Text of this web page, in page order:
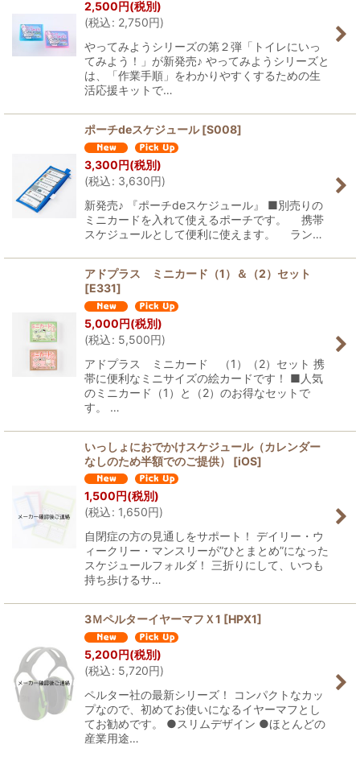
2,500円(税別)
(税込: 2,750円)
やってみようシリーズの第２弾「トイレにいっ
てみよう！」が新発売♪ やってみようシリーズと
は、「作業手順」をわかりやすくするための生
活応援キットで…
ポーチdeスケジュール [S008]
3,300円(税別)
(税込: 3,630円)
新発売♪ 『ポーチdeスケジュール』 ■別売りの
ミニカードを入れて使えるポーチです。 携帯
スケジュールとして便利に使えます。 ラン…
アドプラス ミニカード（1）＆（2）セット
[E331]
5,000円(税別)
(税込: 5,500円)
アドプラス ミニカード （1）（2）セット 携
帯に便利なミニサイズの絵カードです！ ■人気
のミニカード（1）と（2）のお得なセットで
す。 …
いっしょにおでかけスケジュール（カレンダー
なしのため半額でのご提供）
[iOS]
1,500円(税別)
(税込: 1,650円)
自閉症の方の見通しをサポート！ デイリー・ウ
ィークリー・マンスリーが”ひとまとめ”になった
スケジュールフォルダ！ 三折りにして、いつも
持ち歩けるサ…
3ＭペルターイヤーマフＸ1 [HPX1]
5,200円(税別)
(税込: 5,720円)
ペルター社の最新シリーズ！ コンパクトなカッ
プなので、初めてお使いになるイヤーマフとし
てお勧めです。 ●スリムデザイン ●ほとんどの
産業用途…